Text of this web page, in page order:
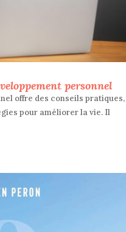
personnel
offre des conseils pratiques,
pour améliorer la vie. Il